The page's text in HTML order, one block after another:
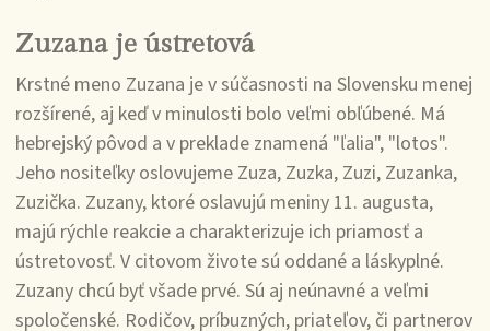
Zuzana je ústretová
Krstné meno Zuzana je v súčasnosti na Slovensku menej
rozšírené, aj keď v minulosti bolo veľmi obľúbené. Má
hebrejský pôvod a v preklade znamená "ľalia", "lotos".
Jeho nositeľky oslovujeme Zuza, Zuzka, Zuzi, Zuzanka,
Zuzička. Zuzany, ktoré oslavujú meniny 11. augusta,
majú rýchle reakcie a charakterizuje ich priamosť a
ústretovosť. V citovom živote sú oddané a láskyplné.
Zuzany chcú byť všade prvé. Sú aj neúnavné a veľmi
spoločenské. Rodičov, príbuzných, priateľov, či partnerov